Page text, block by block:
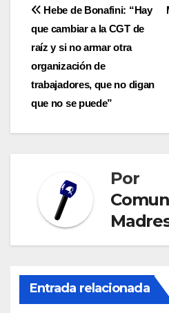
Navegación
de
entradas
Hebe de Bonafini: “Hay
que cambiar a la CGT de
raíz y si no armar otra
organización de
trabajadores, que no digan
que no se puede”
Por
Entrada relacionada